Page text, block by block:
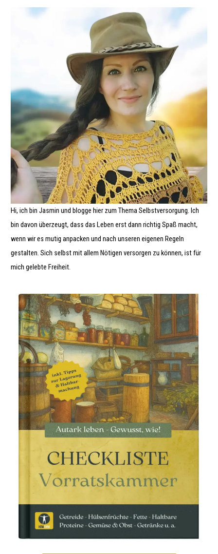
Hi, ich bin Jasmin und blogge hier zum Thema Selbstversorgung. Ich
bin davon überzeugt, dass das Leben erst dann richtig Spaß macht,
wenn wir es mutig anpacken und nach unseren eigenen Regeln
gestalten. Sich selbst mit allem Nötigen versorgen zu können, ist für
mich gelebte Freiheit.